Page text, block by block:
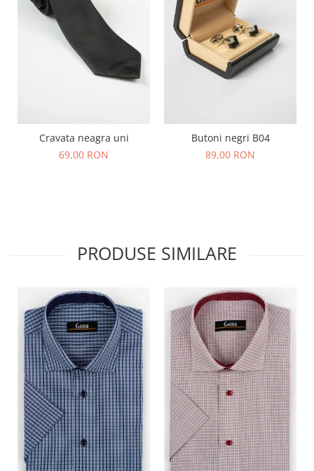
Cravata neagra uni
69,00 RON
Butoni negri B04
89,00 RON
PRODUSE SIMILARE